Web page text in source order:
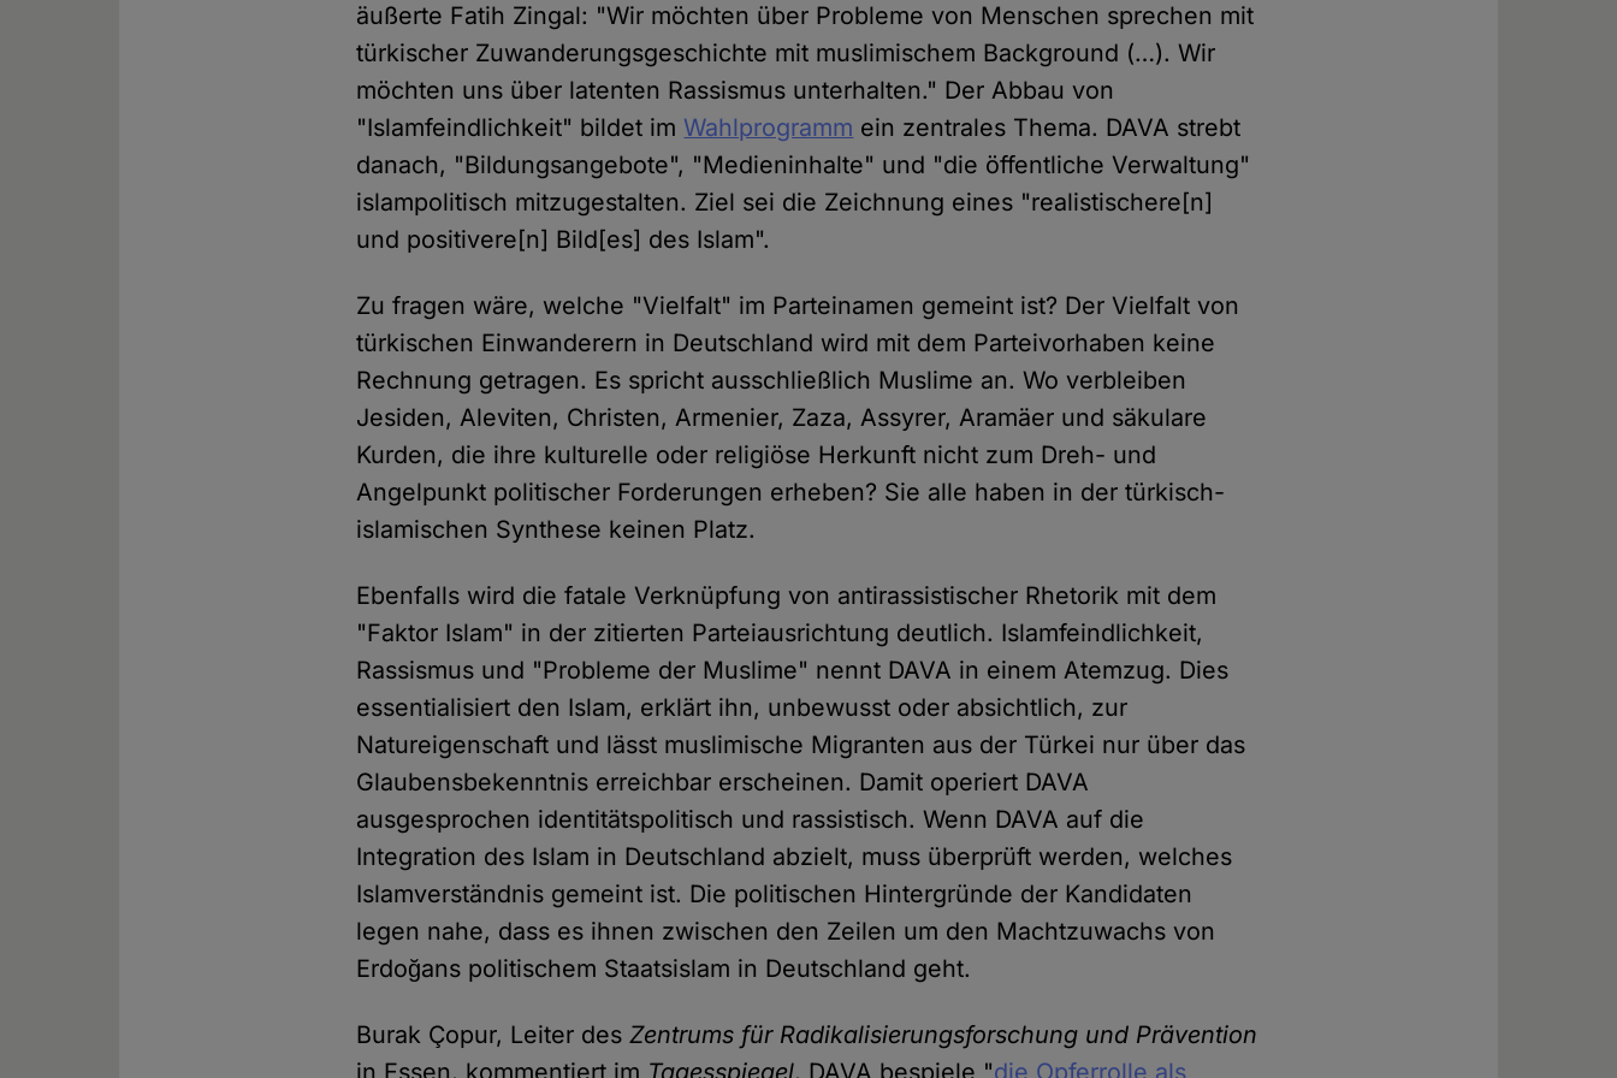
äußerte Fatih Zingal: "Wir möchten über Probleme von Menschen sprechen mit
türkischer Zuwanderungsgeschichte mit muslimischem Background (…). Wir
möchten uns über latenten Rassismus unterhalten." Der Abbau von
"Islamfeindlichkeit" bildet im Wahlprogramm ein zentrales Thema. DAVA strebt
danach, "Bildungsangebote", "Medieninhalte" und "die öffentliche Verwaltung"
islampolitisch mitzugestalten. Ziel sei die Zeichnung eines "realistischere[n]
und positivere[n] Bild[es] des Islam".
Zu fragen wäre, welche "Vielfalt" im Parteinamen gemeint ist? Der Vielfalt von
türkischen Einwanderern in Deutschland wird mit dem Parteivorhaben keine
Rechnung getragen. Es spricht ausschließlich Muslime an. Wo verbleiben
Jesiden, Aleviten, Christen, Armenier, Zaza, Assyrer, Aramäer und säkulare
Kurden, die ihre kulturelle oder religiöse Herkunft nicht zum Dreh- und
Angelpunkt politischer Forderungen erheben? Sie alle haben in der türkisch-
islamischen Synthese keinen Platz.
Ebenfalls wird die fatale Verknüpfung von antirassistischer Rhetorik mit dem
"Faktor Islam" in der zitierten Parteiausrichtung deutlich. Islamfeindlichkeit,
Rassismus und "Probleme der Muslime" nennt DAVA in einem Atemzug. Dies
essentialisiert den Islam, erklärt ihn, unbewusst oder absichtlich, zur
Natureigenschaft und lässt muslimische Migranten aus der Türkei nur über das
Glaubensbekenntnis erreichbar erscheinen. Damit operiert DAVA
ausgesprochen identitätspolitisch und rassistisch. Wenn DAVA auf die
Integration des Islam in Deutschland abzielt, muss überprüft werden, welches
Islamverständnis gemeint ist. Die politischen Hintergründe der Kandidaten
legen nahe, dass es ihnen zwischen den Zeilen um den Machtzuwachs von
Erdoğans politischem Staatsislam in Deutschland geht.
Burak Çopur, Leiter desZentrums für Radikalisierungsforschung und Prävention